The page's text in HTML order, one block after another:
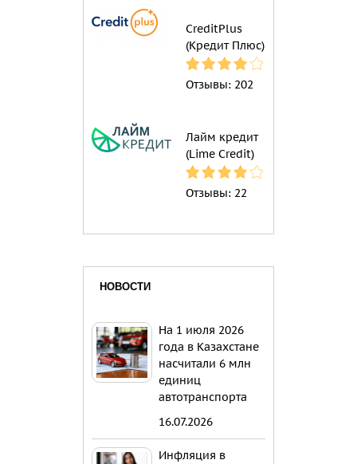
CreditPlus
(Кредит Плюс)
Отзывы: 202
Лайм кредит
(Lime Credit)
Отзывы: 22
НОВОСТИ
На 1 июля 2026
года в Казахстане
насчитали 6 млн
единиц
автотранспорта
16.07.2026
Инфляция в